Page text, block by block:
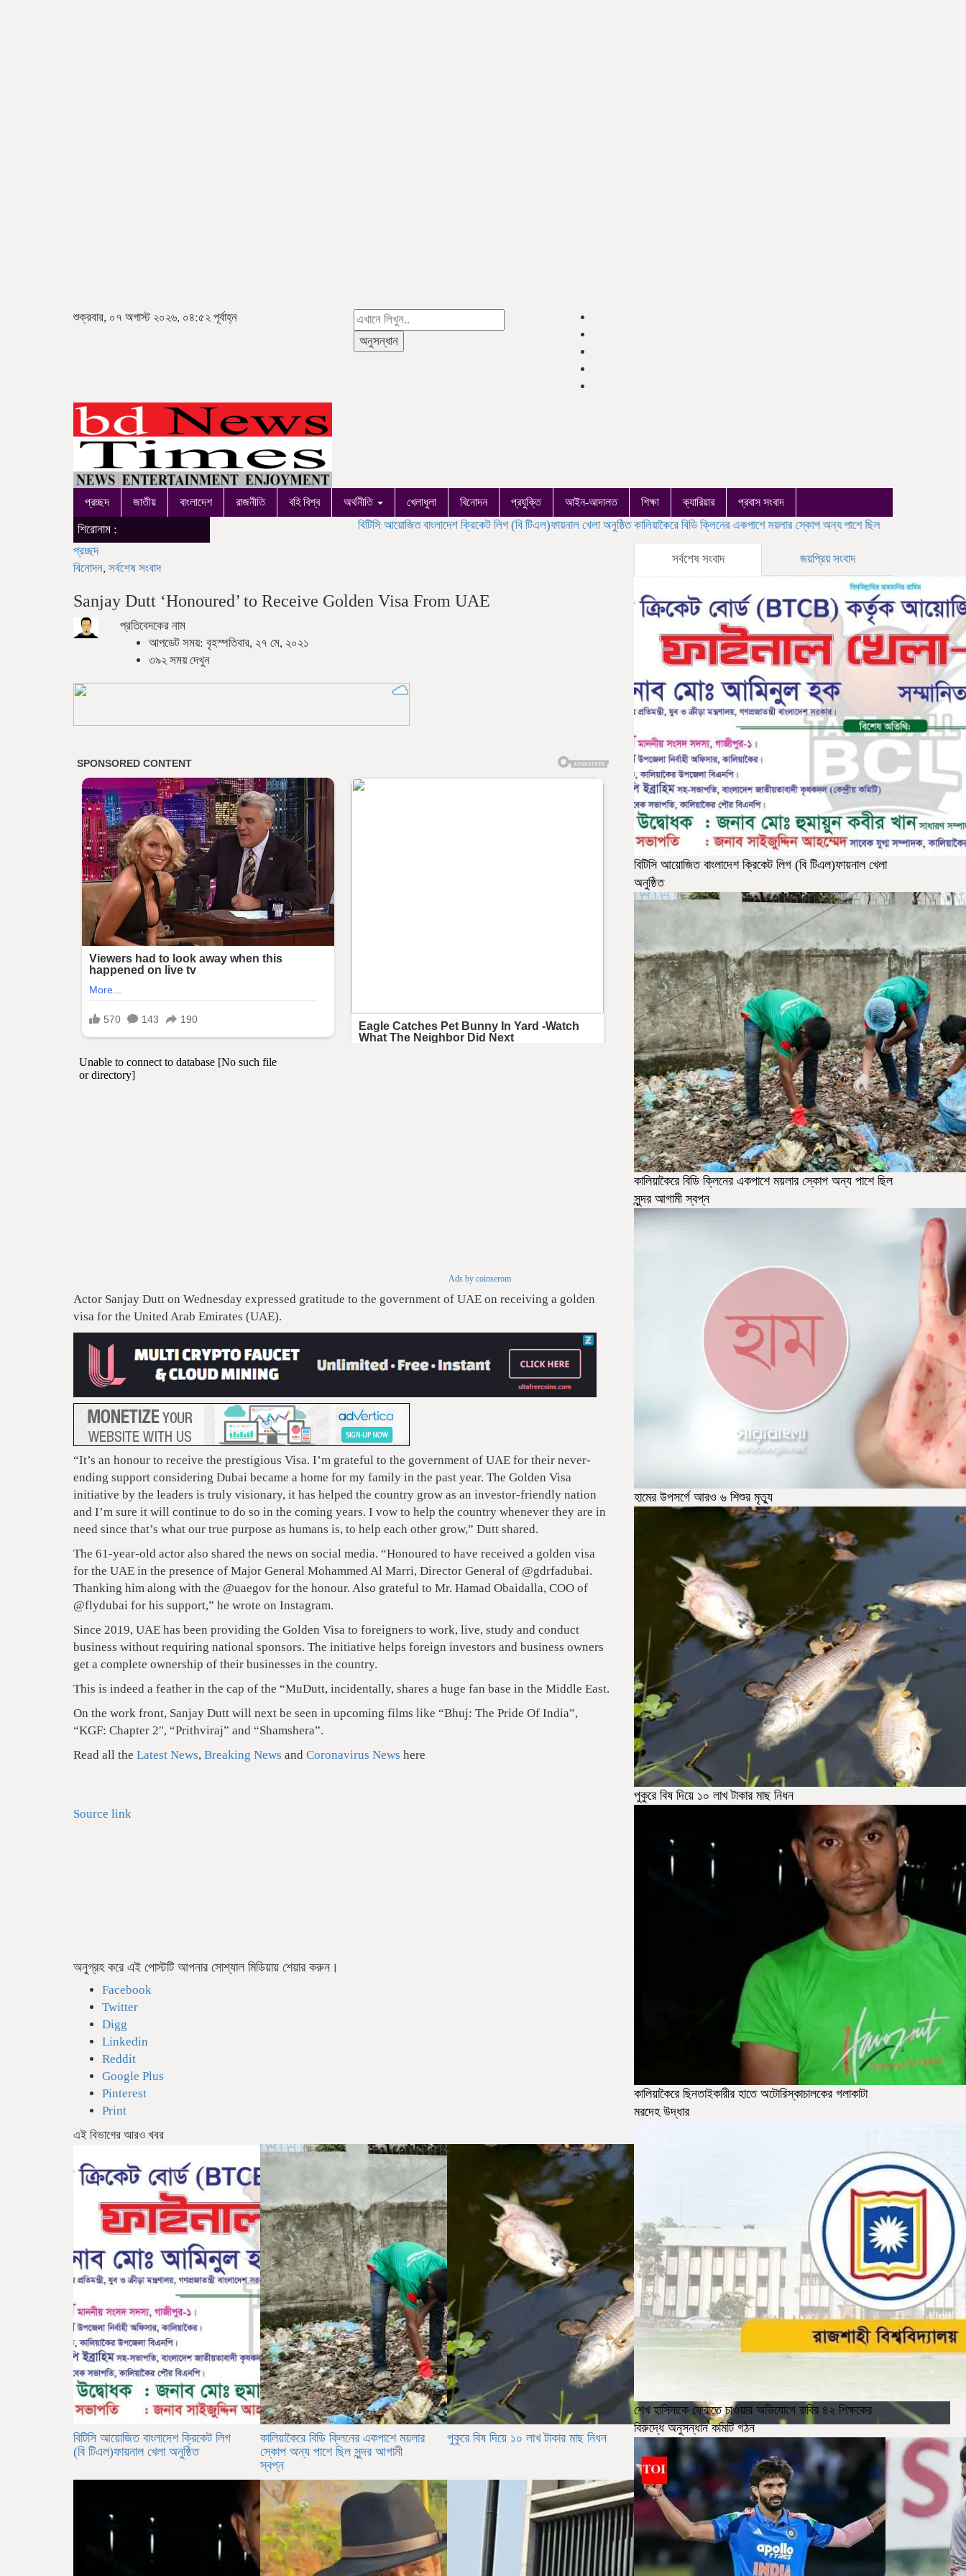
শুক্রবার, ০৭ অগাস্ট ২০২৬, ০৪:৫২ পূর্বাহ্ন
অনুসন্ধান
প্রচ্ছদ জাতীয় বাংলাদেশ রাজনীতি বহি বিশ্ব অর্থনীতি খেলাধুলা বিনোদন প্রযুক্তি আইন-আদালত শিক্ষা ক্যারিয়ার প্রবাস সংবাদ
শিরোনাম : বিটিসি আয়োজিত বাংলাদেশ ক্রিকেট লিগ (বি টিএল)ফায়নাল খেলা অনুষ্ঠিত কালিয়াকৈরে বিডি ক্লিনের একপাশে ময়লার স্কোপ অন্য পাশে ছিল সুন্দর আগামী স্বপ্ন
প্রচ্ছদ
বিনোদন, সর্বশেষ সংবাদ
Sanjay Dutt ‘Honoured’ to Receive Golden Visa From UAE
প্রতিবেদকের নাম
আপডেট সময়: বৃহস্পতিবার, ২৭ মে, ২০২১
৩৯২ সময় দেখুন
Ads by coinserom
Actor Sanjay Dutt on Wednesday expressed gratitude to the government of UAE on receiving a golden
visa for the United Arab Emirates (UAE).
“It’s an honour to receive the prestigious Visa. I’m grateful to the government of UAE for their never-
ending support considering Dubai became a home for my family in the past year. The Golden Visa
initiative by the leaders is truly visionary, it has helped the country grow as an investor-friendly nation
and I’m sure it will continue to do so in the coming years. I vow to help the country whenever they are in
need since that’s what our true purpose as humans is, to help each other grow,” Dutt shared.
The 61-year-old actor also shared the news on social media. “Honoured to have received a golden visa
for the UAE in the presence of Major General Mohammed Al Marri, Director General of @gdrfadubai.
Thanking him along with the @uaegov for the honour. Also grateful to Mr. Hamad Obaidalla, COO of
@flydubai for his support,” he wrote on Instagram.
Since 2019, UAE has been providing the Golden Visa to foreigners to work, live, study and conduct
business without requiring national sponsors. The initiative helps foreign investors and business owners
get a complete ownership of their businesses in the country.
This is indeed a feather in the cap of the “MuDutt, incidentally, shares a huge fan base in the Middle East.
On the work front, Sanjay Dutt will next be seen in upcoming films like “Bhuj: The Pride Of India”,
“KGF: Chapter 2″, “Prithviraj” and “Shamshera”.
Read all the Latest News, Breaking News and Coronavirus News here
Source link
অনুগ্রহ করে এই পোস্টটি আপনার সোশ্যাল মিডিয়ায় শেয়ার করুন।
Facebook
Twitter
Digg
Linkedin
Reddit
Google Plus
Pinterest
Print
এই বিভাগের আরও খবর
বিটিসি আয়োজিত বাংলাদেশ ক্রিকেট লিগ
(বি টিএল)ফায়নাল খেলা অনুষ্ঠিত
কালিয়াকৈরে বিডি ক্লিনের একপাশে ময়লার
স্কোপ অন্য পাশে ছিল সুন্দর আগামী
স্বপ্ন
পুকুরে বিষ দিয়ে ১০ লাখ টাকার মাছ নিধন
সর্বশেষ সংবাদ জয়প্রিয় সংবাদ
বিটিসি আয়োজিত বাংলাদেশ ক্রিকেট লিগ (বি টিএল)ফায়নাল খেলা
অনুষ্ঠিত
কালিয়াকৈরে বিডি ক্লিনের একপাশে ময়লার স্কোপ অন্য পাশে ছিল
সুন্দর আগামী স্বপ্ন
হামের উপসর্গে আরও ৬ শিশুর মৃত্যু
পুকুরে বিষ দিয়ে ১০ লাখ টাকার মাছ নিধন
কালিয়াকৈরে ছিনতাইকারীর হাতে অটোরিস্কাচালকের গলাকাটা
মরদেহ উদ্ধার
শেখ হাসিনাকে ফেরাতে চাওয়ার অভিযোগে রাবির ৪২ শিক্ষকের
বিরুদ্ধে অনুসন্ধান কমিটি গঠন